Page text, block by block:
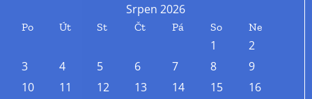
Srpen 2026
Po Út St Čt Pá So Ne
1
2
3
4 5 6 7 8
9
10
11 12 13 14 15
16